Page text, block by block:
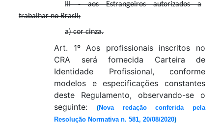
III - aos Estrangeiros autorizados a
trabalhar no Brasil;
a) cor cinza.
Art. 1º Aos profissionais inscritos no
CRA será fornecida Carteira de
Identidade Profissional, conforme
modelos e especificações constantes
deste Regulamento, observando-se o
seguinte:
(Nova redação conferida pela
Resolução Normativa n. 581, 20/08/2020)